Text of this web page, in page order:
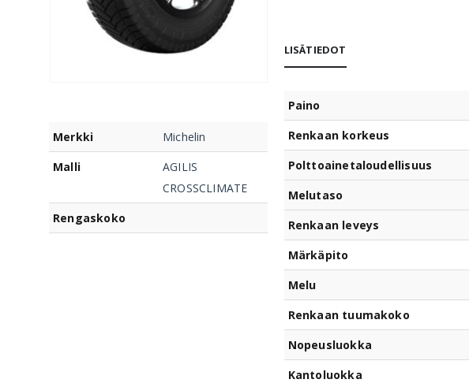
Merkki
Michelin
Malli
AGILIS
CROSSCLIMATE
Rengaskoko
LISÄTIEDOT
Paino
Renkaan korkeus
Polttoainetaloudellisuus
Melutaso
Renkaan leveys
Märkäpito
Melu
Renkaan tuumakoko
Nopeusluokka
Kantoluokka